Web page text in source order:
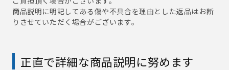
商品説明に明記してある傷や不具合を理由とした返品はお断
りさせていただく場合がございます。
正直で詳細な商品説明に努めます